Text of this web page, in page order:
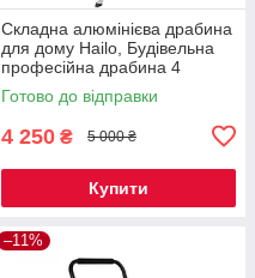
Складна алюмінієва драбина
для дому Hailo, Будівельна
професійна драбина 4
ступені.
Готово до відправки
4 250 ₴ 5 000 ₴
Купити
–11%